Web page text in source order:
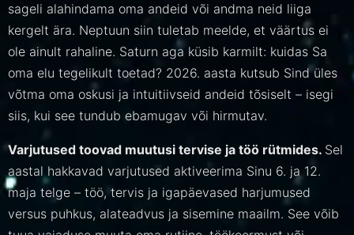
sageli alahindama oma andeid või andma neid liiga
kergelt ära. Neptuun siin tuletab meelde, et väärtus ei
ole ainult rahaline. Saturn aga küsib karmilt: kuidas Sa
oma elu tegelikult toetad? 2026. aasta kutsub Sind üles
võtma oma oskusi ja intuitiivseid andeid tõsiselt – isegi
siis, kui see tundub ebamugav või hirmutav.
Varjutused toovad muutusi tervise ja töö rütmides. Sel
aastal hakkavad varjutused aktiveerima Sinu 6. ja 12.
maja telge – töö, tervis ja igapäevased harjumused
versus puhkus, alateadvus ja sisemine maailm. See võib